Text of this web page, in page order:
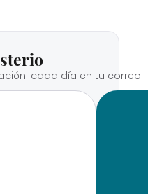
cada día en tu correo.